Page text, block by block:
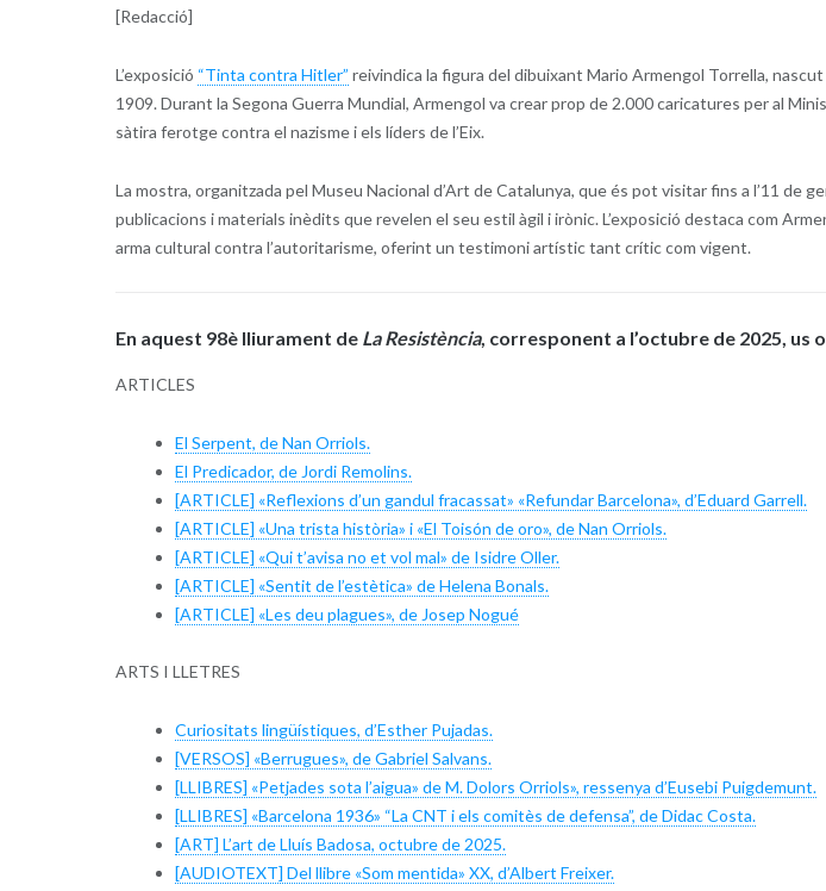
[Redacció]
L’exposició “Tinta contra Hitler” reivindica la figura del dibuixant Mario Armengol Torrella,
1909. Durant la Segona Guerra Mundial, Armengol va crear prop de 2.000 caricatures per al
sàtira ferotge contra el nazisme i els líders de l’Eix.
La mostra, organitzada pel Museu Nacional d’Art de Catalunya, que és pot visitar fins a l’11 de
publicacions i materials inèdits que revelen el seu estil àgil i irònic. L’exposició destaca com
arma cultural contra l’autoritarisme, oferint un testimoni artístic tant crític com vigent.
En aquest 98è lliurament de La Resistència, corresponent a l’octubre de 2025,
ARTICLES
El Serpent, de Nan Orriols.
El Predicador, de Jordi Remolins.
[ARTICLE] «Reflexions d’un gandul fracassat» «Refundar Barcelona», d’Eduard Garrell.
[ARTICLE] «Una trista història» i «El Toisón de oro», de Nan Orriols.
[ARTICLE] «Qui t’avisa no et vol mal» de Isidre Oller.
[ARTICLE] «Sentit de l’estètica» de Helena Bonals.
[ARTICLE] «Les deu plagues», de Josep Nogué
ARTS I LLETRES
Curiositats lingüístiques, d’Esther Pujadas.
[VERSOS] «Berrugues», de Gabriel Salvans.
[LLIBRES] «Petjades sota l’aigua» de M. Dolors Orriols», ressenya d’Eusebi Puigdemunt.
[LLIBRES] «Barcelona 1936» “La CNT i els comitès de defensa”, de Didac Costa.
[ART] L’art de Lluís Badosa, octubre de 2025.
[AUDIOTEXT] Del llibre «Som mentida» XX, d’Albert Freixer.